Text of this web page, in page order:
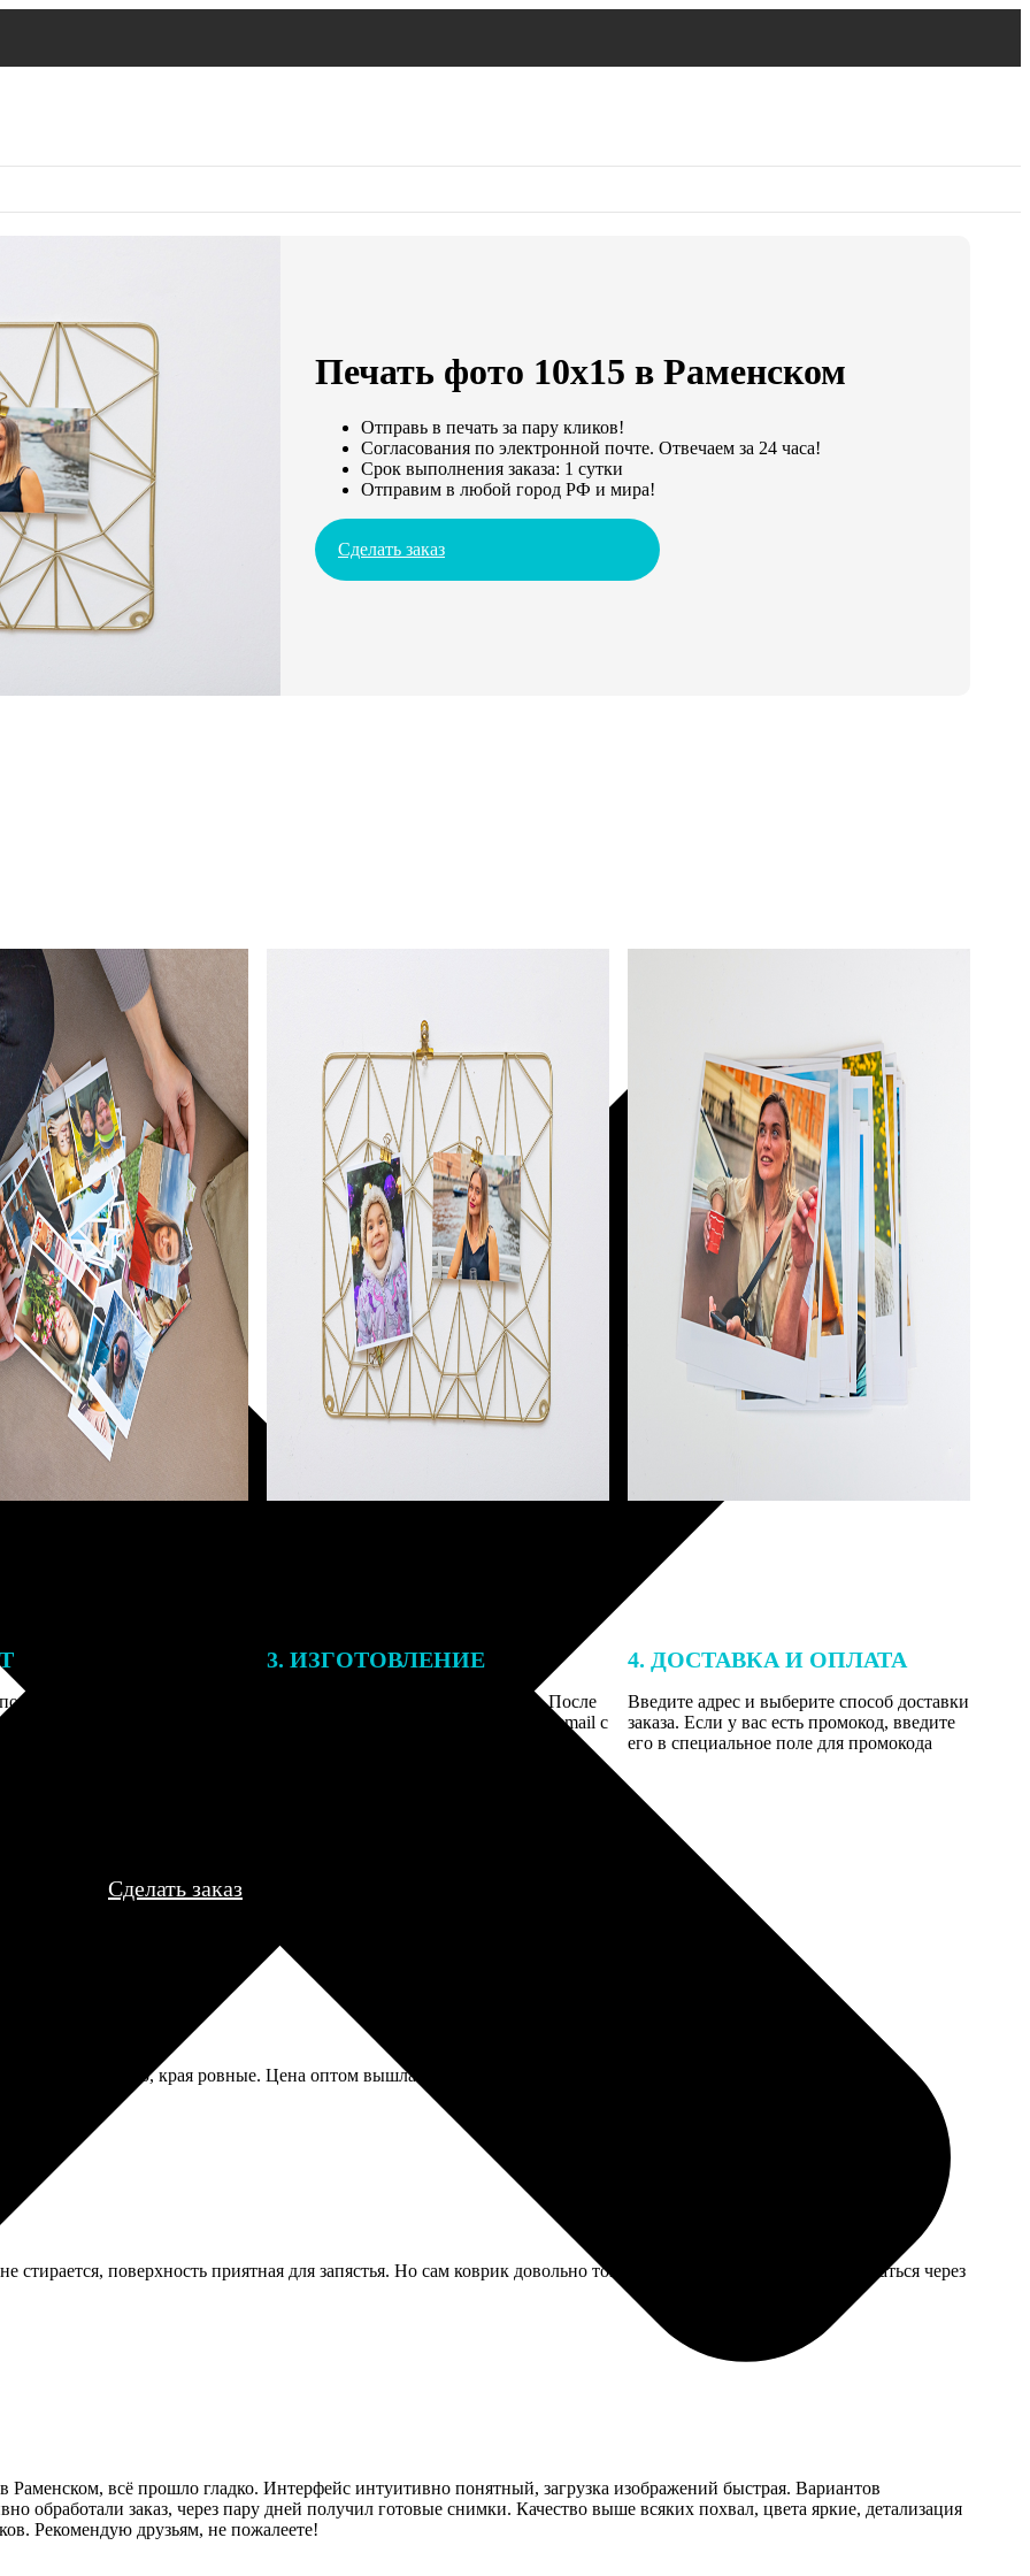
Печать фото 10х15 в Раменском
Отправь в печать за пару кликов!
Согласования по электронной почте. Отвечаем за 24 часа!
Срок выполнения заказа: 1 сутки
Отправим в любой город РФ и мира!
Сделать заказ
заказа к печати
могут связаться с Вами
телефону или email для
деталей.
3. ИЗГОТОВЛЕНИЕ
Оплатите заказ банковской картой. После
оплаты получите подтверждение на email с
описанием заказа. Когда отправим заказ
4. ДОСТАВКА И ОПЛАТА
Введите адрес и выберите способ доставки
заказа. Если у вас есть промокод, введите
его в специальное поле для промокода
Сделать заказ
передали чётко, края ровные. Цена оптом вышла нормальная.
поверхность приятная для запястья. Но сам коврик довольно тонкий, по краям начал слегка загибаться через
Раменском, всё прошло гладко. Интерфейс интуитивно понятный, загрузка изображений быстрая. Вариантов
обработали заказ, через пару дней получил готовые снимки. Качество выше всяких похвал, цвета яркие, детализация
Рекомендую друзьям, не пожалеете!